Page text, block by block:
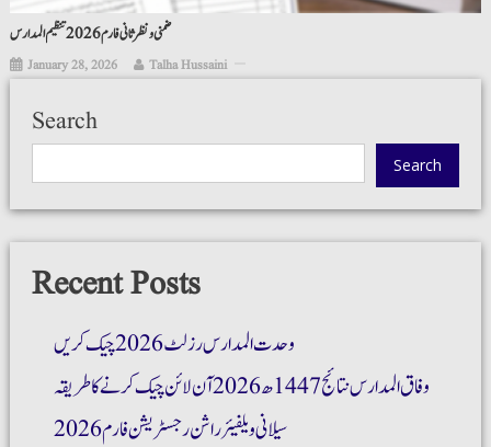
ضمنی و نظر ثانی فارم 2026 تنظیم المدارس
January 28, 2026 Talha Hussaini
Search
Search
Recent Posts
وحدت المدارس رزلٹ 2026 چیک کریں
وفاق المدارس نتائج 1447ھ 2026 آن لائن چیک کرنے کا طریقہ
سیلانی ویلفیئر راشن رجسٹریشن فارم 2026